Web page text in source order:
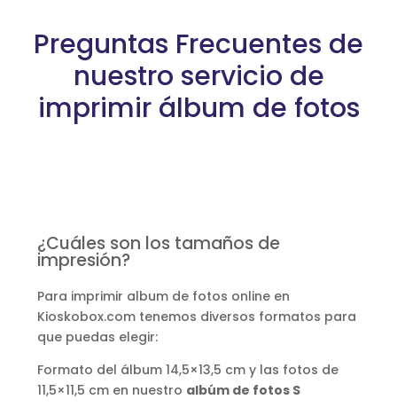
Preguntas Frecuentes de
nuestro servicio de
imprimir álbum de fotos
¿Cuáles son los tamaños de
impresión?
Para imprimir album de fotos online en
Kioskobox.com tenemos diversos formatos para
que puedas elegir:
Formato del álbum 14,5×13,5 cm y las fotos de
11,5×11,5 cm en nuestro albúm de fotos S